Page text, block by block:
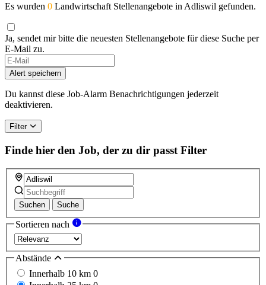
Es wurden 0 Landwirtschaft Stellenangebote in Adliswil gefunden.
Ja, sendet mir bitte die neuesten Stellenangebote für diese Suche per
E-Mail zu.
Alert speichern
Du kannst diese Job-Alarm Benachrichtigungen jederzeit
deaktivieren.
Filter
Finde hier den Job, der zu dir passt Filter
Suchen Suche
Sortieren nach
Abstände
Innerhalb 10 km 0